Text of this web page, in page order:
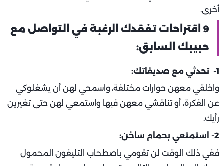
أخرى.
9 اقتراحات تفقدك الرغبة في التواصل مع
حبيبك السابق:
1- تحدثي مع صديقاتك:
واخلقي معهن حوارات مختلفة، واسمحي لهن أن يشغلوكي
عن الفكرة، أو تناقشي معهن فيها واستمعي لهن حتى تغيرين
رأيك.
2- استمتعي بحمام ساخن:
ففي ذلك الوقت لن تقومي باصطحاب التليفون المحمول